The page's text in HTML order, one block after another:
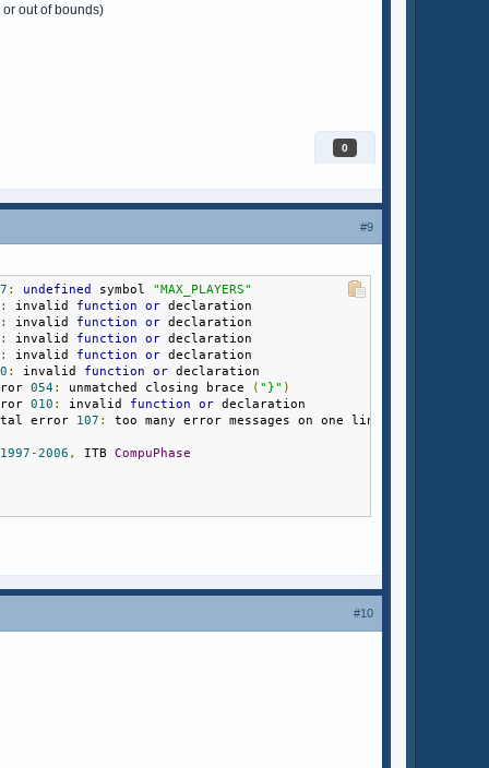
out of bounds)
0
#9
: undefined symbol "MAX_PLAYERS"
: invalid function or declaration
: invalid function or declaration
: invalid function or declaration
: invalid function or declaration
: invalid function or declaration
054: unmatched closing brace ( "}" )
010 : invalid function or declaration
error 107 : too many error messages on one line
1997-2006 , ITB CompuPhase
#10